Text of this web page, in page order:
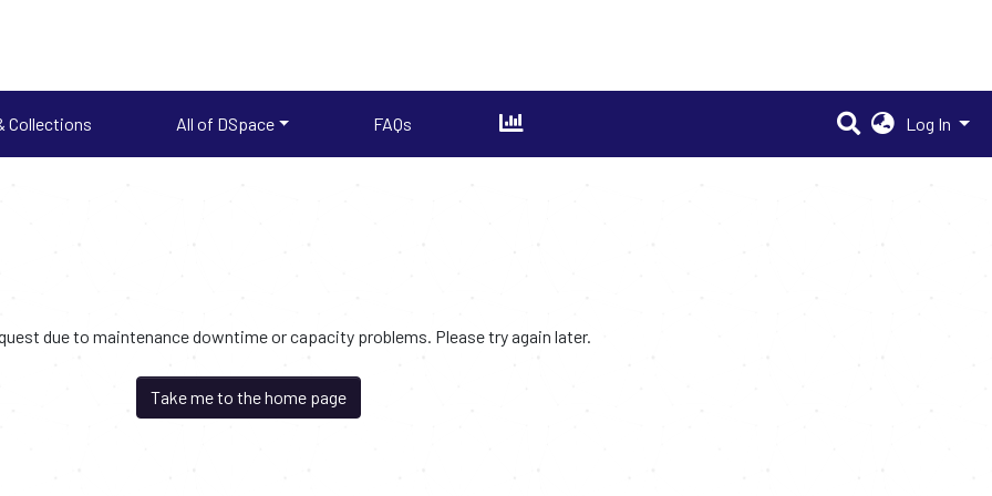
Collections All of DSpace FAQs Log In
due to maintenance downtime or capacity problems. Please try again later.
Take me to the home page